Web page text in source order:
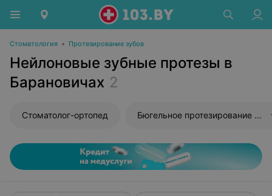
Стоматология • Протезирование зубов
Нейлоновые зубные протезы в
Барановичах 2
Стоматолог-ортопед Бюгельное протезирование зубов